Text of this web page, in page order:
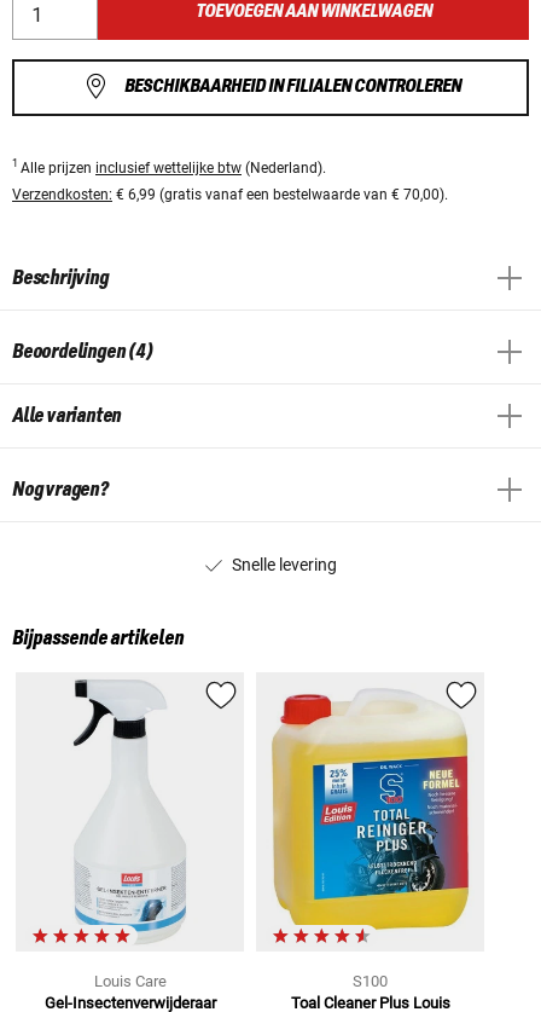
TOEVOEGEN AAN WINKELWAGEN
BESCHIKBAARHEID IN FILIALEN CONTROLEREN
1 Alle prijzen inclusief wettelijke btw (Nederland).
Verzendkosten: € 6,99 (gratis vanaf een bestelwaarde van € 70,00).
Beschrijving
Beoordelingen (4)
Alle varianten
Nog vragen?
Snelle levering
Bijpassende artikelen
Louis Care
Gel-Insectenverwijderaar
S100
Toal Cleaner Plus Louis